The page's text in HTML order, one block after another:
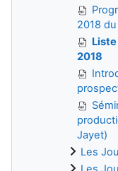
2018 du
2018
Jayet)
Les